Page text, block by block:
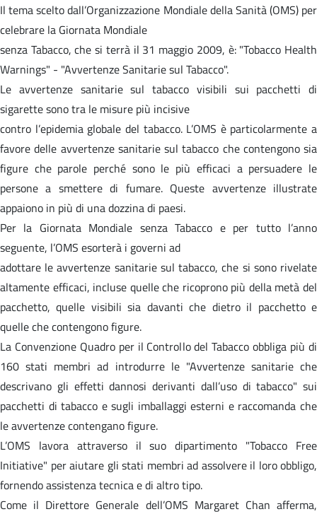
Il tema scelto dall’Organizzazione Mondiale della Sanità (OMS) per
celebrare la Giornata Mondiale
senza Tabacco, che si terrà il 31 maggio 2009, è: "Tobacco Health
Warnings" - "Avvertenze Sanitarie sul Tabacco".
Le avvertenze sanitarie sul tabacco visibili sui pacchetti di
sigarette sono tra le misure più incisive
contro l’epidemia globale del tabacco. L’OMS è particolarmente a
favore delle avvertenze sanitarie sul tabacco che contengono sia
figure che parole perché sono le più efficaci a persuadere le
persone a smettere di fumare. Queste avvertenze illustrate
appaiono in più di una dozzina di paesi.
Per la Giornata Mondiale senza Tabacco e per tutto l’anno
seguente, l’OMS esorterà i governi ad
adottare le avvertenze sanitarie sul tabacco, che si sono rivelate
altamente efficaci, incluse quelle che ricoprono più della metà del
pacchetto, quelle visibili sia davanti che dietro il pacchetto e
quelle che contengono figure.
La Convenzione Quadro per il Controllo del Tabacco obbliga più di
160 stati membri ad introdurre le "Avvertenze sanitarie che
descrivano gli effetti dannosi derivanti dall’uso di tabacco" sui
pacchetti di tabacco e sugli imballaggi esterni e raccomanda che
le avvertenze contengano figure.
L’OMS lavora attraverso il suo dipartimento "Tobacco Free
Initiative" per aiutare gli stati membri ad assolvere il loro obbligo,
fornendo assistenza tecnica e di altro tipo.
Come il Direttore Generale dell’OMS Margaret Chan afferma,